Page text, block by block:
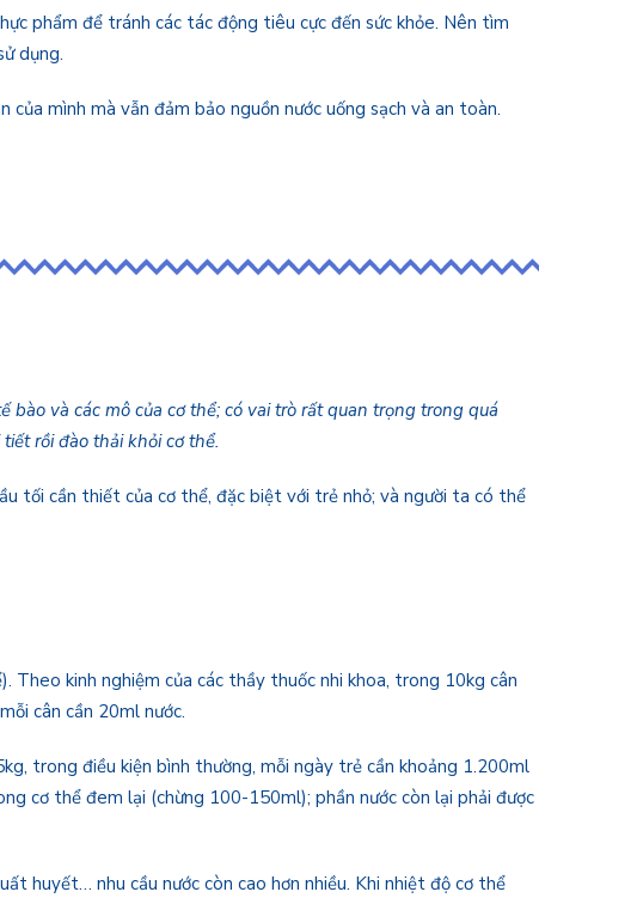
phẩm để tránh các tác động tiêu cực đến sức khỏe. Nên tìm
dụng.
mình mà vẫn đảm bảo nguồn nước uống sạch và an toàn.
và các mô của cơ thể; có vai trò rất quan trọng trong quá
rồi đào thải khỏi cơ thể.
tối cần thiết của cơ thể, đặc biệt với trẻ nhỏ; và người ta có thể
Theo kinh nghiệm của các thầy thuốc nhi khoa, trong 10kg cân
cân cần 20ml nước.
trong điều kiện bình thường, mỗi ngày trẻ cần khoảng 1.200ml
cơ thể đem lại (chừng 100-150ml); phần nước còn lại phải được
huyết… nhu cầu nước còn cao hơn nhiều. Khi nhiệt độ cơ thể